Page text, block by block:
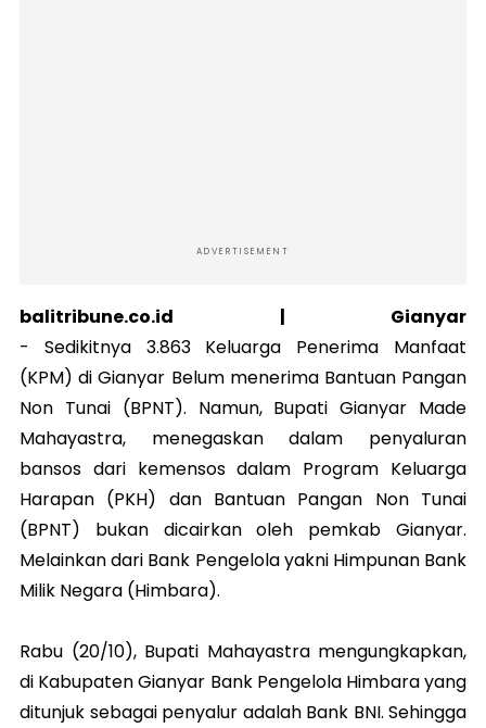
ADVERTISEMENT
balitribune.co.id | Gianyar
- Sedikitnya 3.863 Keluarga Penerima Manfaat
(KPM) di Gianyar Belum menerima Bantuan Pangan
Non Tunai (BPNT). Namun, Bupati Gianyar Made
Mahayastra, menegaskan dalam penyaluran
bansos dari kemensos dalam Program Keluarga
Harapan (PKH) dan Bantuan Pangan Non Tunai
(BPNT) bukan dicairkan oleh pemkab Gianyar.
Melainkan dari Bank Pengelola yakni Himpunan Bank
Milik Negara (Himbara).
Rabu (20/10), Bupati Mahayastra mengungkapkan,
di Kabupaten Gianyar Bank Pengelola Himbara yang
ditunjuk sebagai penyalur adalah Bank BNI. Sehingga